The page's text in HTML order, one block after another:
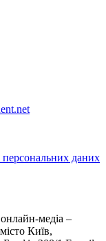
персональних даних
медіа –
Київ,